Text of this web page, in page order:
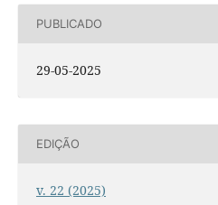
PUBLICADO
29-05-2025
EDIÇÃO
v. 22 (2025)